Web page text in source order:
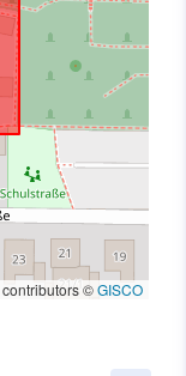
contributors ©GISCO